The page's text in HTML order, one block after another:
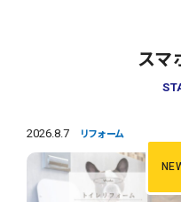
スマ
2026.8.7 リフォーム